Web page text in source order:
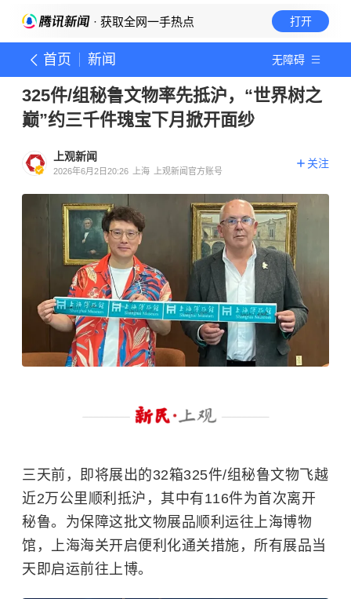
· 获取全网一手热点 打开
首页 新闻 无障碍
325件/组秘鲁文物率先抵沪，“世界树之
巅”约三千件瑰宝下月掀开面纱
上观新闻
2026年6月2日20:26 上海 上观新闻官方账号
关注
三天前，即将展出的32箱325件/组秘鲁文物飞越
近2万公里顺利抵沪，其中有116件为首次离开
秘鲁。为保障这批文物展品顺利运往上海博物
馆，上海海关开启便利化通关措施，所有展品当
天即启运前往上博。